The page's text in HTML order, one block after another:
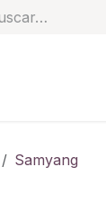
Samyang